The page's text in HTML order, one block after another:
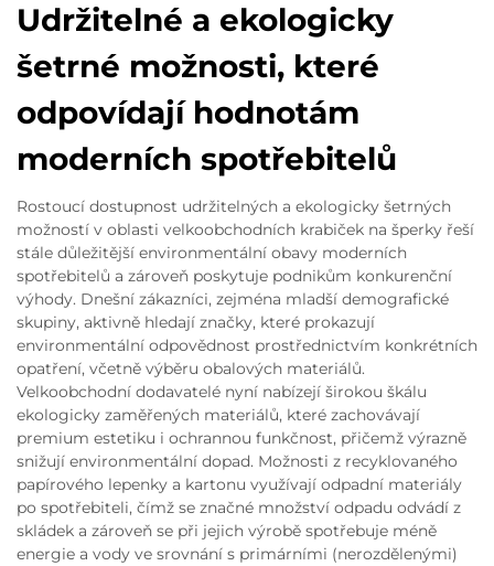
Udržitelné a ekologicky
šetrné možnosti, které
odpovídají hodnotám
moderních spotřebitelů
Rostoucí dostupnost udržitelných a ekologicky šetrných
možností v oblasti velkoobchodních krabiček na šperky řeší
stále důležitější environmentální obavy moderních
spotřebitelů a zároveň poskytuje podnikům konkurenční
výhody. Dnešní zákazníci, zejména mladší demografické
skupiny, aktivně hledají značky, které prokazují
environmentální odpovědnost prostřednictvím konkrétních
opatření, včetně výběru obalových materiálů.
Velkoobchodní dodavatelé nyní nabízejí širokou škálu
ekologicky zaměřených materiálů, které zachovávají
premium estetiku i ochrannou funkčnost, přičemž výrazně
snižují environmentální dopad. Možnosti z recyklovaného
papírového lepenky a kartonu využívají odpadní materiály
po spotřebiteli, čímž se značné množství odpadu odvádí z
skládek a zároveň se při jejich výrobě spotřebuje méně
energie a vody ve srovnání s primárními (nerozdělenými)